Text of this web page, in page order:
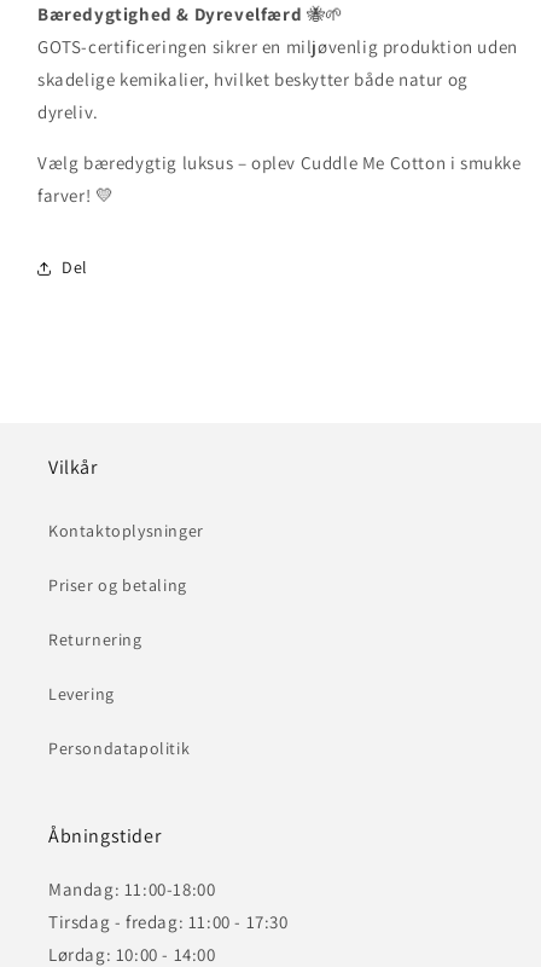
Bæredygtighed & Dyrevelfærd 🐝🌱
GOTS-certificeringen sikrer en miljøvenlig produktion uden
skadelige kemikalier, hvilket beskytter både natur og
dyreliv.
Vælg bæredygtig luksus – oplev Cuddle Me Cotton i smukke
farver! 💛
Del
Vilkår
Kontaktoplysninger
Priser og betaling
Returnering
Levering
Persondatapolitik
Åbningstider
Mandag: 11:00-18:00
Tirsdag - fredag: 11:00 - 17:30
Lørdag: 10:00 - 14:00